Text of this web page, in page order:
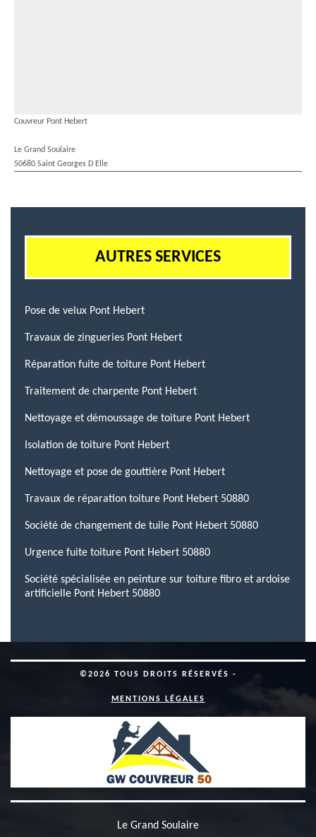
Couvreur Pont Hebert
Le Grand Soulaire
50680 Saint Georges D Elle
AUTRES SERVICES
Pose de velux Pont Hebert
Travaux de zingueries Pont Hebert
Réparation fuite de toiture Pont Hebert
Traitement de charpente Pont Hebert
Nettoyage et démoussage de toiture Pont Hebert
Isolation de toiture Pont Hebert
Nettoyage et pose de gouttière Pont Hebert
Travaux de réparation toiture Pont Hebert 50880
Société de changement de tuile Pont Hebert 50880
Urgence fuite toiture Pont Hebert 50880
Société spécialisée en peinture sur toiture fibro et ardoise
artificielle Pont Hebert 50880
©2026 TOUS DROITS RÉSERVÉS -
MENTIONS LÉGALES
Le Grand Soulaire